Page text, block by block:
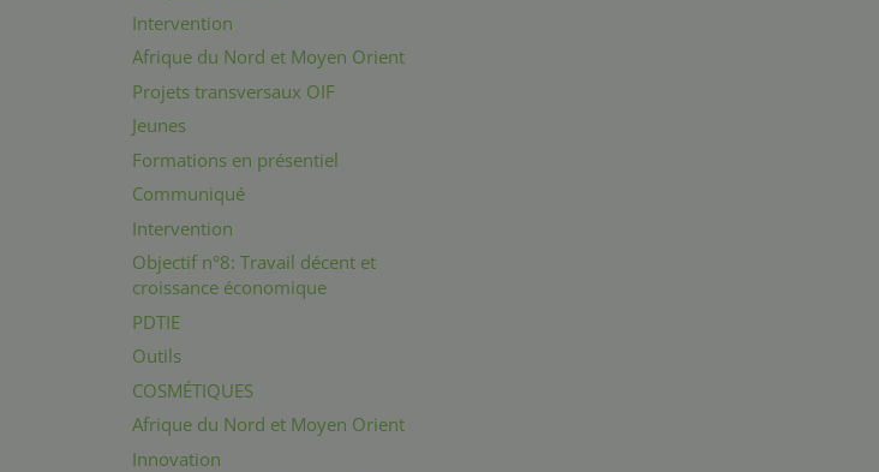
Intervention
Afrique du Nord et Moyen Orient
Projets transversaux OIF
Jeunes
Formations en présentiel
Communiqué
Intervention
Objectif n°8: Travail décent et
croissance économique
PDTIE
Outils
COSMÉTIQUES
Afrique du Nord et Moyen Orient
Innovation